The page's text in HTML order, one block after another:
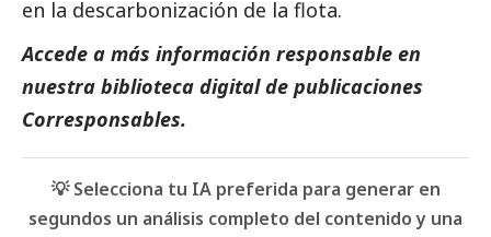
en la descarbonización de la flota.
Accede a más información responsable en
nuestra biblioteca digital de publicaciones
Corresponsables.
💡 Selecciona tu IA preferida para generar en
segundos un análisis completo del contenido y una